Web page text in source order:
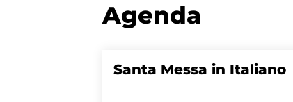
Agenda
Santa Messa in Italiano